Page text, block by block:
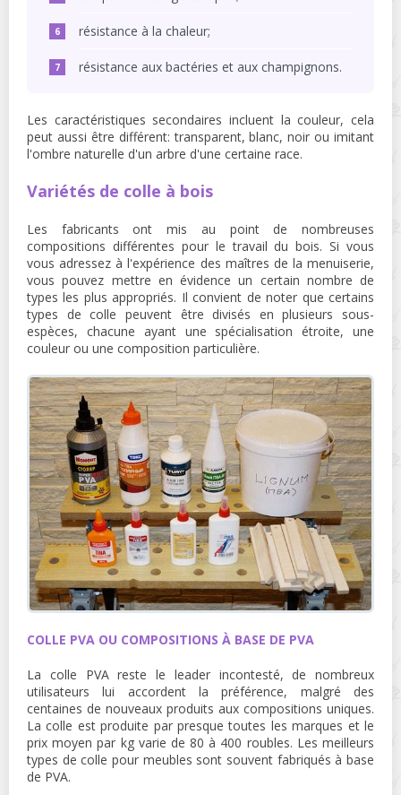
résistance à la chaleur;
résistance aux bactéries et aux champignons.
Les caractéristiques secondaires incluent la couleur, cela
peut aussi être différent: transparent, blanc, noir ou imitant
l'ombre naturelle d'un arbre d'une certaine race.
Variétés de colle à bois
Les fabricants ont mis au point de nombreuses
compositions différentes pour le travail du bois. Si vous
vous adressez à l'expérience des maîtres de la menuiserie,
vous pouvez mettre en évidence un certain nombre de
types les plus appropriés. Il convient de noter que certains
types de colle peuvent être divisés en plusieurs sous-
espèces, chacune ayant une spécialisation étroite, une
couleur ou une composition particulière.
COLLE PVA OU COMPOSITIONS À BASE DE PVA
La colle PVA reste le leader incontesté, de nombreux
utilisateurs lui accordent la préférence, malgré des
centaines de nouveaux produits aux compositions uniques.
La colle est produite par presque toutes les marques et le
prix moyen par kg varie de 80 à 400 roubles. Les meilleurs
types de colle pour meubles sont souvent fabriqués à base
de PVA.